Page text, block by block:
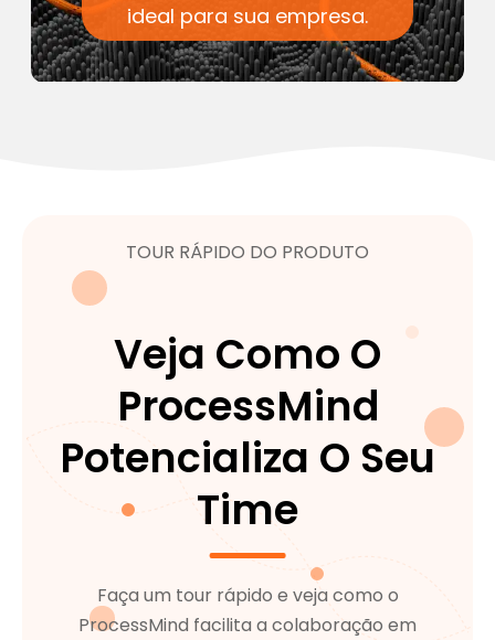
ideal para sua empresa.
TOUR RÁPIDO DO PRODUTO
Veja Como O
ProcessMind
Potencializa O Seu
Time
Faça um tour rápido e veja como o
ProcessMind facilita a colaboração em